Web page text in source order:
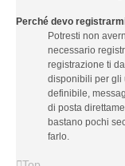
Perché devo
Potresti non
necessario
registrazione ti
disponibili per gli
definibile,
di posta
bastano pochi
farlo.